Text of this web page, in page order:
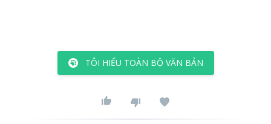
TÔI HIỂU TOÀN BỘ VĂN BẢN